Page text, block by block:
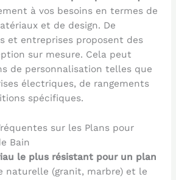
à vos besoins en termes de
et de design. De
et entreprises proposent des
sur mesure. Cela peut
de personnalisation telles que
électriques, de rangements
spécifiques.
sur les Plans pour
Bain
le plus résistant pour un plan
naturelle (granit, marbre) et le